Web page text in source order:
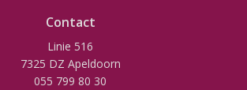
Contact
Linie 516
7325 DZ Apeldoorn
055 799 80 30